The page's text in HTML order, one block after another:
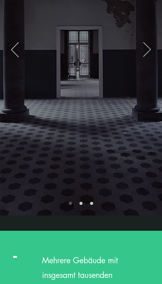
-
Mehrere Gebäude mit
insgesamt tausenden